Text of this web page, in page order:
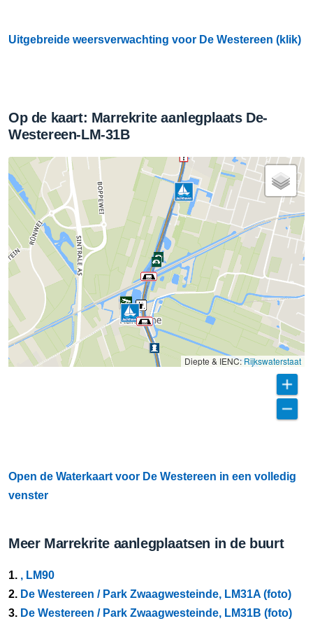
Uitgebreide weersverwachting voor De Westereen (klik)
Op de kaart: Marrekrite aanlegplaats De-
Westereen-LM-31B
Diepte & IENC: Rijkswaterstaat
Open de Waterkaart voor De Westereen in een volledig
venster
Meer Marrekrite aanlegplaatsen in de buurt
1. , LM90
2. De Westereen / Park Zwaagwesteinde, LM31A (foto)
3. De Westereen / Park Zwaagwesteinde, LM31B (foto)